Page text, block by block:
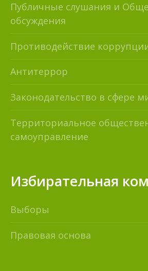
Публичные слушания и
обсуждения
Противодействие
Антитеррор
Законодательство в сфере
Территориальное
самоуправление
Избирательная
Выборы
Правовая основа